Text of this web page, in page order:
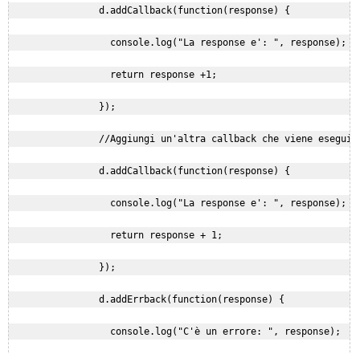
                d.addCallback(function(response) {
                  console.log("La response e': ", response);
                  return response +1;
                });
//Aggiungi un'altra callback che viene
                d.addCallback(function(response) {
                  console.log("La response e': ", response);
                  return response + 1;
                });
                d.addErrback(function(response) {
                  console.log("C'è un errore: ", response);